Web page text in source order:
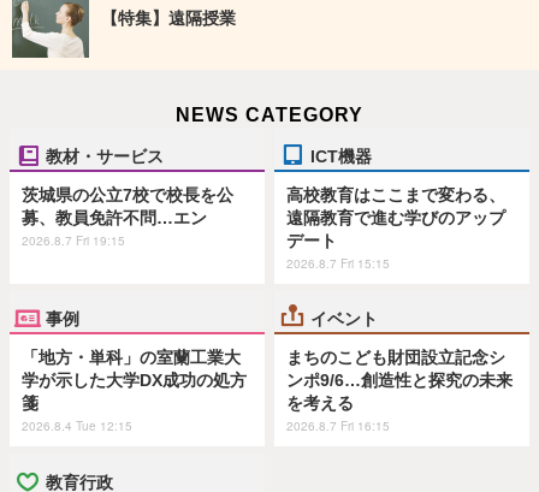
【特集】遠隔授業
NEWS CATEGORY
教材・サービス
茨城県の公立7校で校長を公
募、教員免許不問…エン
2026.8.7 Fri 19:15
ICT機器
高校教育はここまで変わる、
遠隔教育で進む学びのアップ
デート
2026.8.7 Fri 15:15
事例
「地方・単科」の室蘭工業大
学が示した大学DX成功の処方
箋
2026.8.4 Tue 12:15
イベント
まちのこども財団設立記念シ
ンポ9/6…創造性と探究の未来
を考える
2026.8.7 Fri 16:15
教育行政